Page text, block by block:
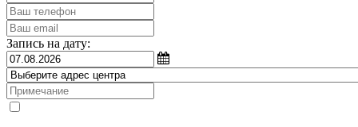
Запись на дату: